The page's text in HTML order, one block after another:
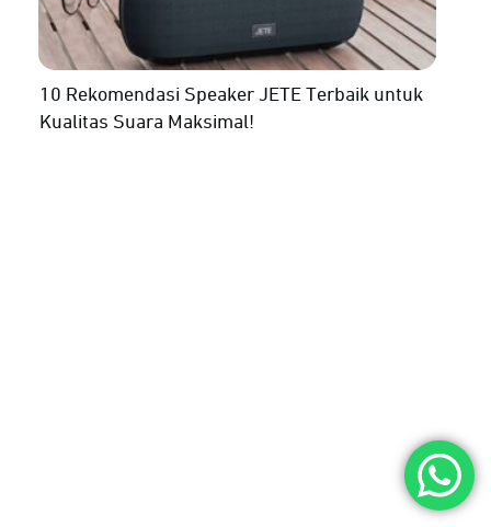
10 Rekomendasi Speaker JETE Terbaik untuk
Kualitas Suara Maksimal!